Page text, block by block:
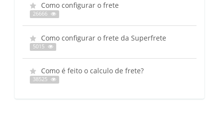
Como configurar o frete
26666
Como configurar o frete da Superfrete
5015
Como é feito o calculo de frete?
38525